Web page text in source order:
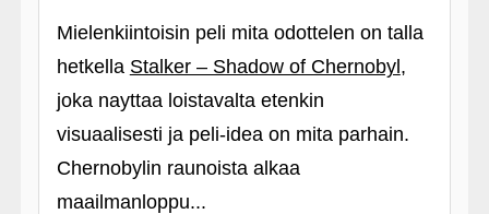
Mielenkiintoisin peli mita odottelen on talla
hetkella Stalker – Shadow of Chernobyl ,
joka nayttaa loistavalta etenkin
visuaalisesti ja peli-idea on mita parhain.
Chernobylin raunoista alkaa
maailmanloppu...